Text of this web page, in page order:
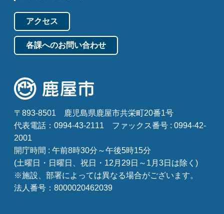
アクセス
各課へのお問い合わせ
〒893-8501
鹿児島県鹿屋市共栄町20番1号
代表電話：0994-43-2111
ファックス番号 : 0994-42-
2001
開庁時間 : 午前8時30分～午後5時15分
(土曜日・日曜日、祝日・12月29日～1月3日は除く)
※施設、部署によっては異なる場合がございます。
法人番号：8000020462039